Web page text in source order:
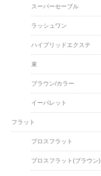
スーパーセーブル
ラッシュワン
ハイブリッドエクステ
束
ブラウン/カラー
イーパレット
フラット
プロスフラット
プロスフラット(ブラウン)